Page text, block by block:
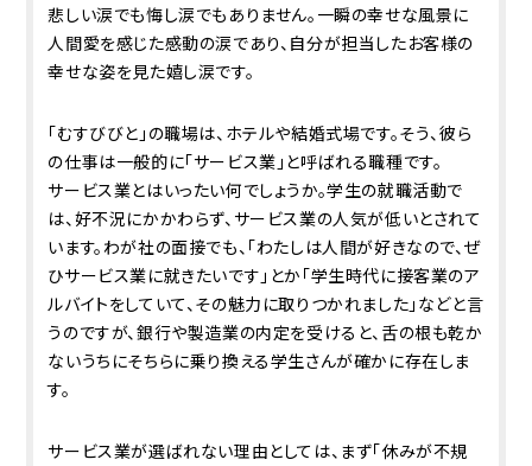
悲しい涙でも悔し涙でもありません。一瞬の幸せな風景に
人間愛を感じた感動の涙であり、自分が担当したお客様の
幸せな姿を見た嬉し涙です。
「むすびびと」の職場は、ホテルや結婚式場です。そう、彼ら
の仕事は一般的に「サービス業」と呼ばれる職種です。
サービス業とはいったい何でしょうか。学生の就職活動で
は、好不況にかかわらず、サービス業の人気が低いとされて
います。わが社の面接でも、「わたしは人間が好きなので、ぜ
ひサービス業に就きたいです」とか「学生時代に接客業のア
ルバイトをしていて、その魅力に取りつかれました」などと言
うのですが、銀行や製造業の内定を受けると、舌の根も乾か
ないうちにそちらに乗り換える学生さんが確かに存在しま
す。
サービス業が選ばれない理由としては、まず「休みが不規